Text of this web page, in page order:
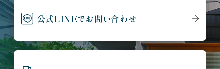
公式LINEでお問い合わせ